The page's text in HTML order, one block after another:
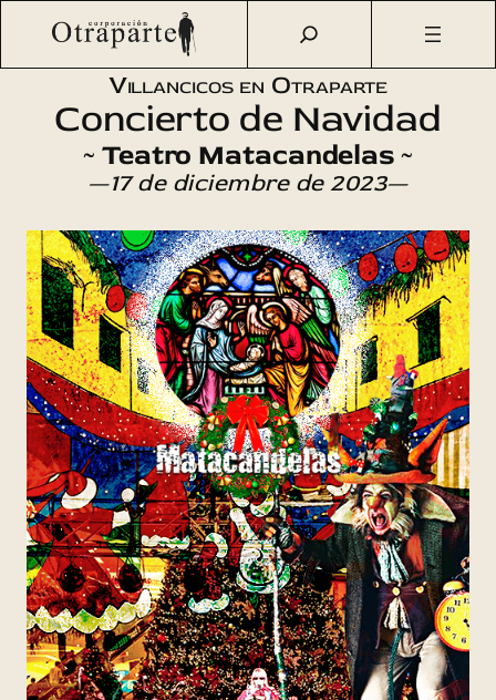
Saltar
Otraparte.org /Agenda Cultural Música
Concierto de
Villancicos en Otraparte
Concierto de Navidad
~ Teatro Matacandelas ~
—17 de diciembre de 2023—